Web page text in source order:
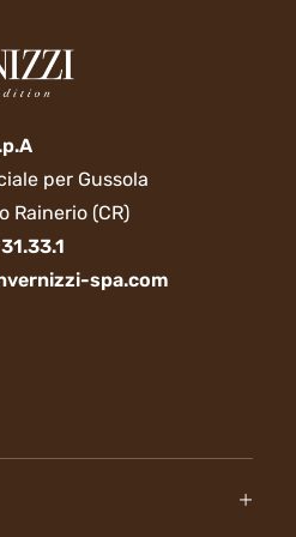
per Gussola
Rainerio (CR)
spa.com